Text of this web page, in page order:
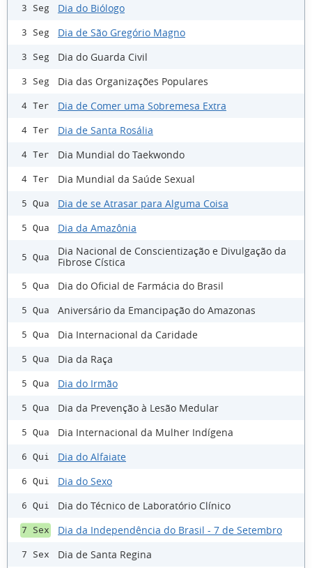
3 Seg Dia do Biólogo
3 Seg Dia de São Gregório Magno
3 Seg Dia do Guarda Civil
3 Seg Dia das Organizações Populares
4 Ter Dia de Comer uma Sobremesa Extra
4 Ter Dia de Santa Rosália
4 Ter Dia Mundial do Taekwondo
4 Ter Dia Mundial da Saúde Sexual
5 Qua Dia de se Atrasar para Alguma Coisa
5 Qua Dia da Amazônia
5 Qua
Dia Nacional de Conscientização e Divulgação da
Fibrose Cística
5 Qua Dia do Oficial de Farmácia do Brasil
5 Qua Aniversário da Emancipação do Amazonas
5 Qua Dia Internacional da Caridade
5 Qua Dia da Raça
5 Qua Dia do Irmão
5 Qua Dia da Prevenção à Lesão Medular
5 Qua Dia Internacional da Mulher Indígena
6 Qui Dia do Alfaiate
6 Qui Dia do Sexo
6 Qui Dia do Técnico de Laboratório Clínico
7 Sex Dia da Independência do Brasil - 7 de Setembro
7 Sex Dia de Santa Regina